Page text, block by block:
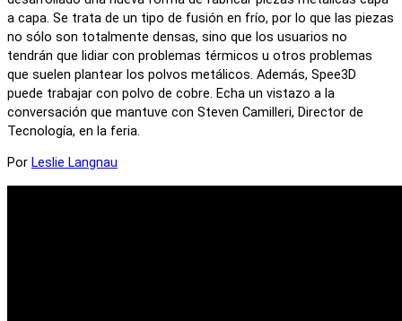
a capa. Se trata de un tipo de fusión en frío, por lo que las piezas
no sólo son totalmente densas, sino que los usuarios no
tendrán que lidiar con problemas térmicos u otros problemas
que suelen plantear los polvos metálicos. Además, Spee3D
puede trabajar con polvo de cobre. Echa un vistazo a la
conversación que mantuve con Steven Camilleri, Director de
Tecnología, en la feria.
Por Leslie Langnau